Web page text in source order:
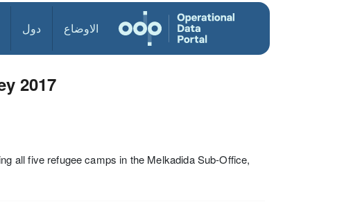
الاوضاع دول
2017
all five refugee camps in the Melkadida Sub-Office,